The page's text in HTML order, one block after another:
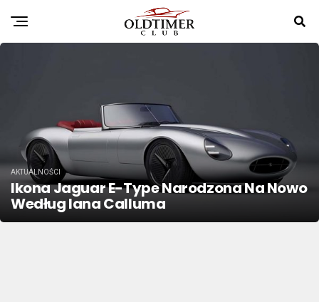
AKTUALNOŚCI
Ikona Jaguar E-Type Narodzona Na Nowo
Według Iana Calluma